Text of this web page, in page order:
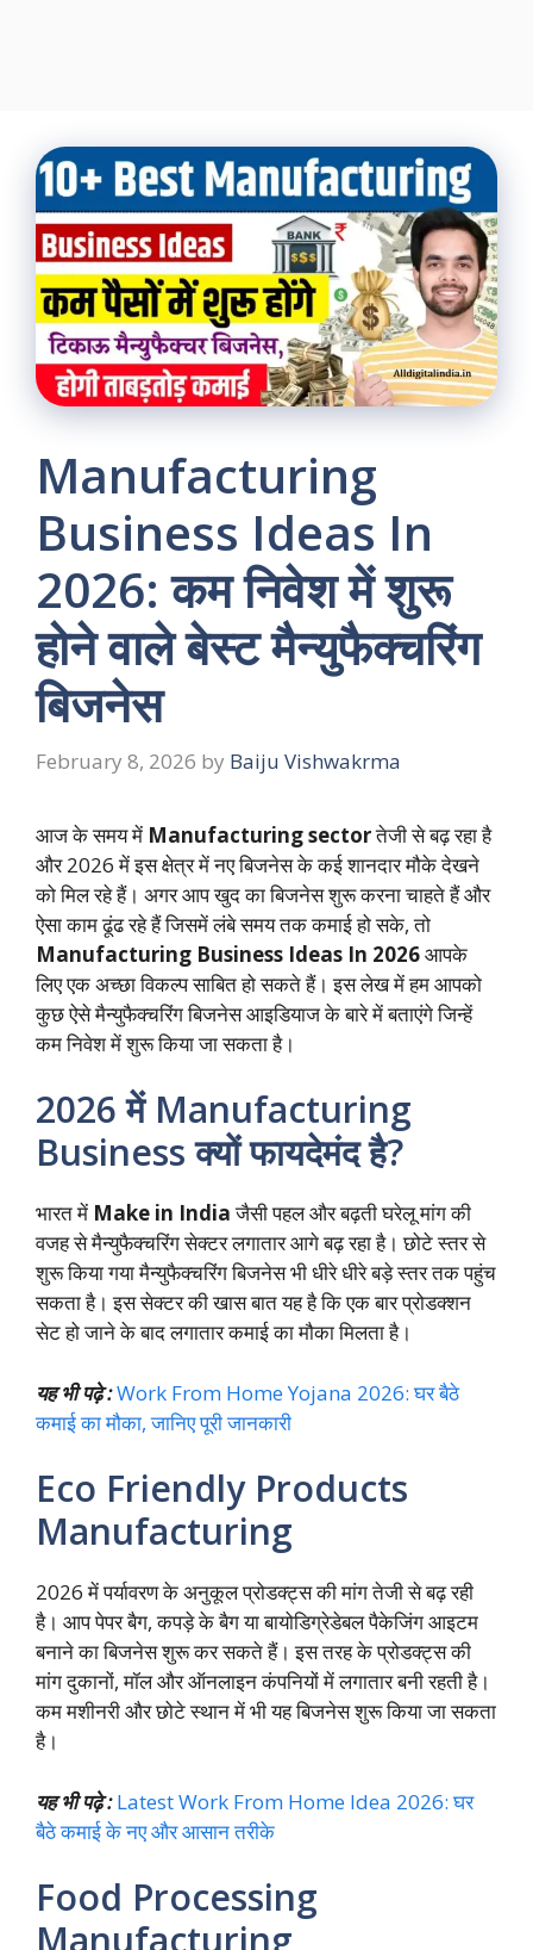
Manufacturing
Business Ideas In
2026: कम निवेश में शुरू
होने वाले बेस्ट मैन्युफैक्चरिंग
बिजनेस
February 8, 2026 by Baiju Vishwakrma
आज के समय में Manufacturing sectorतेजी से बढ़ रहा है
और 2026 में इस क्षेत्र में नए बिजनेस के कई शानदार मौके देखने
को मिल रहे हैं। अगर आप खुद का बिजनेस शुरू करना चाहते हैं और
ऐसा काम ढूंढ रहे हैं जिसमें लंबे समय तक कमाई हो सके, तो
Manufacturing Business Ideas In 2026आपके
लिए एक अच्छा विकल्प साबित हो सकते हैं। इस लेख में हम आपको
कुछ ऐसे मैन्युफैक्चरिंग बिजनेस आइडियाज के बारे में बताएंगे जिन्हें
कम निवेश में शुरू किया जा सकता है।
2026 में Manufacturing
Business क्यों फायदेमंद है?
भारत में Make in Indiaजैसी पहल और बढ़ती घरेलू मांग की
वजह से मैन्युफैक्चरिंग सेक्टर लगातार आगे बढ़ रहा है। छोटे स्तर से
शुरू किया गया मैन्युफैक्चरिंग बिजनेस भी धीरे धीरे बड़े स्तर तक पहुंच
सकता है। इस सेक्टर की खास बात यह है कि एक बार प्रोडक्शन
सेट हो जाने के बाद लगातार कमाई का मौका मिलता है।
यह भी पढ़े :Work From Home Yojana 2026: घर बैठे
कमाई का मौका, जानिए पूरी जानकारी
Eco Friendly Products
Manufacturing
2026 में पर्यावरण के अनुकूल प्रोडक्ट्स की मांग तेजी से बढ़ रही
है। आप पेपर बैग, कपड़े के बैग या बायोडिग्रेडेबल पैकेजिंग आइटम
बनाने का बिजनेस शुरू कर सकते हैं। इस तरह के प्रोडक्ट्स की
मांग दुकानों, मॉल और ऑनलाइन कंपनियों में लगातार बनी रहती है।
कम मशीनरी और छोटे स्थान में भी यह बिजनेस शुरू किया जा सकता
है।
यह भी पढ़े : Latest Work From Home Idea 2026: घर
बैठे कमाई के नए और आसान तरीके
Food Processing
Manufacturing